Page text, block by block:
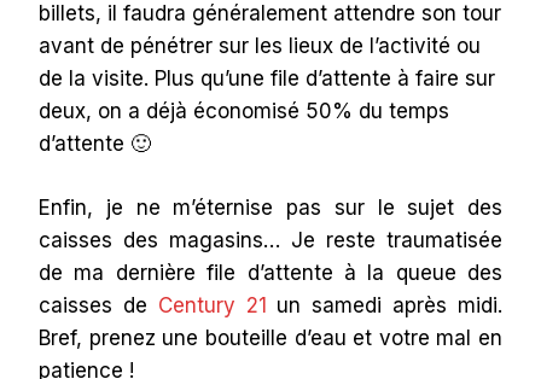
billets, il faudra généralement attendre son tour
avant de pénétrer sur les lieux de l’activité ou
de la visite. Plus qu’une file d’attente à faire sur
deux, on a déjà économisé 50% du temps
d’attente 🙂
Enfin, je ne m’éternise pas sur le sujet des
caisses des magasins… Je reste traumatisée
de ma dernière file d’attente à la queue des
caisses de Century 21 un samedi après midi.
Bref, prenez une bouteille d’eau et votre mal en
patience !